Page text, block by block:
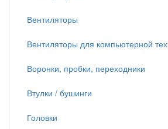
Вентиляторы
Вентиляторы для компьютерной тех
Воронки, пробки, переходники
Втулки / бушинги
Головки